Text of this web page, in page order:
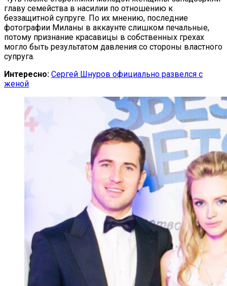
главу семейства в насилии по отношению к
беззащитной супруге. По их мнению, последние
фотографии Миланы в аккаунте слишком печальные,
потому признание красавицы в собственных грехах
могло быть результатом давления со стороны властного
супруга.
Интересно: Сергей Шнуров официально развелся с
женой